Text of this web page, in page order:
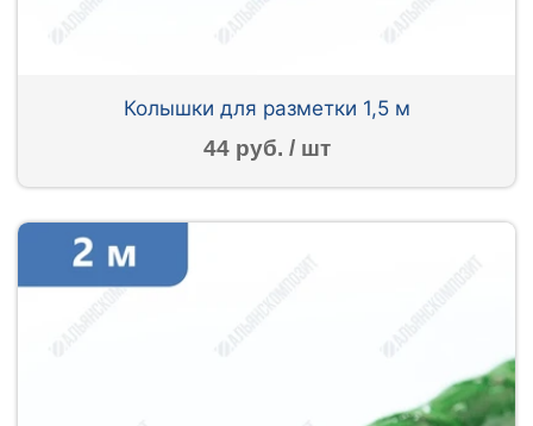
Колышки для разметки 1,5 м
44 руб. / шт